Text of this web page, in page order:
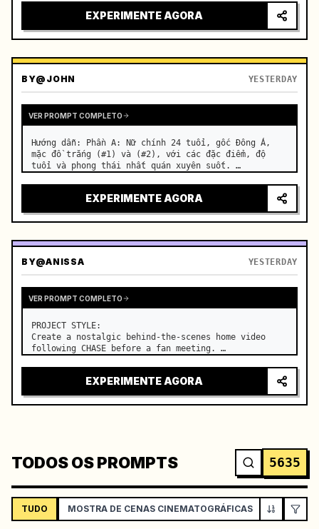
EXPERIMENTE AGORA
BY@JOHN YESTERDAY
VER PROMPT COMPLETO
Hướng dẫn: Phần A: Nữ chính 24 tuổi, gốc Đông Á,
mặc đồ trắng (#1) và (#2), với các đặc điểm, độ
tuổi và phong thái nhất quán xuyên suốt. …
EXPERIMENTE AGORA
BY@ANISSA YESTERDAY
VER PROMPT COMPLETO
PROJECT STYLE:
Create a nostalgic behind-the-scenes home video
following CHASE before a fan meeting. …
EXPERIMENTE AGORA
TODOS OS PROMPTS 5635
TUDO MOSTRA DE CENAS CINEMATOGRÁFICAS VLOG /